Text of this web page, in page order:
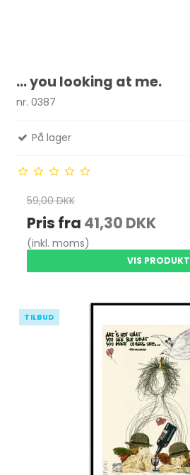
... you looking at me.
nr. 0387
På lager
59,00 DKK
Pris fra 41,30 DKK
(inkl. moms)
VIS PRODUKT
TILBUD